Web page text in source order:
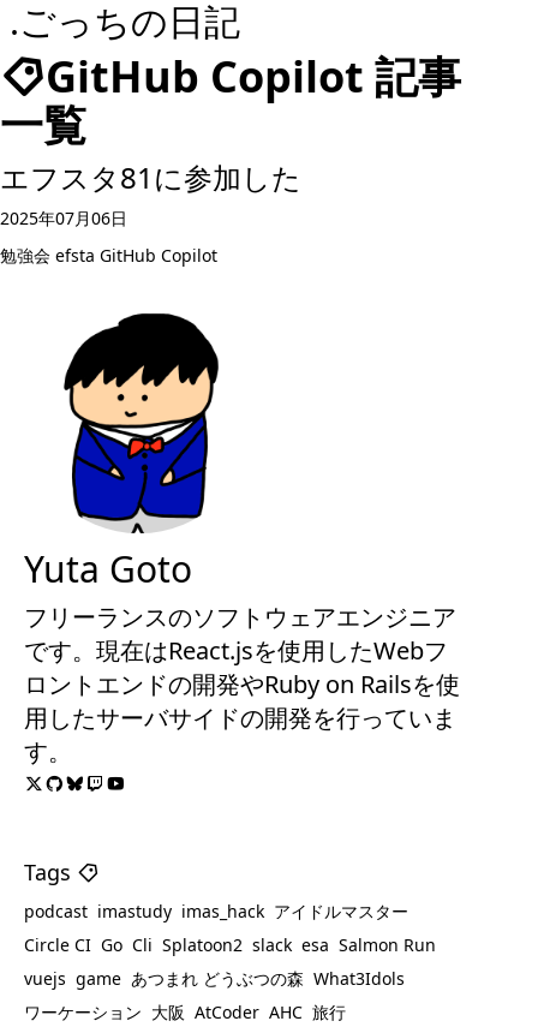
.ごっちの日記
GitHub Copilot 記事
一覧
エフスタ81に参加した
2025年07月06日
勉強会 efsta GitHub Copilot
Yuta Goto
フリーランスのソフトウェアエンジニア
です。現在はReact.jsを使用したWebフ
ロントエンドの開発やRuby on Railsを使
用したサーバサイドの開発を行っていま
す。
Tags
podcast imastudy imas_hack アイドルマスター
Circle CI Go Cli Splatoon2 slack esa Salmon Run
vuejs game あつまれ どうぶつの森 What3Idols
ワーケーション 大阪 AtCoder AHC 旅行